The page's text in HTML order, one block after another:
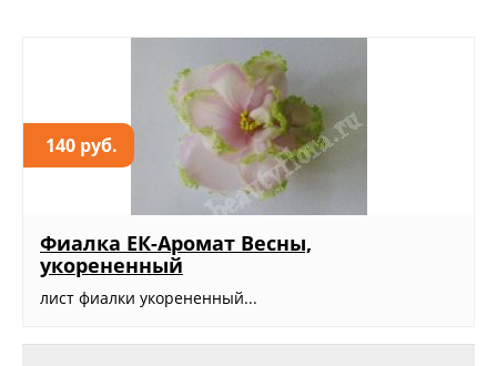
140 руб.
Фиалка ЕК-Аромат Весны,
укорененный
лист фиалки укорененный...